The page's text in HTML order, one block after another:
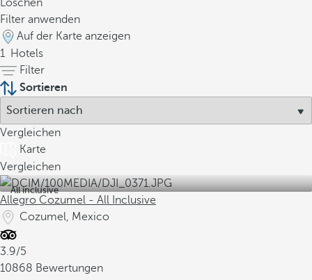
Löschen
Filter anwenden
Auf der Karte anzeigen
1 Hotels
Filter
Sortieren
Vergleichen
Karte
Vergleichen
All inclusive
Allegro Cozumel - All Inclusive
Cozumel, Mexico
3.9/5
10868 Bewertungen